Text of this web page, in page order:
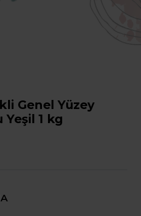
Genel Yüzey
Yeşil 1 kg